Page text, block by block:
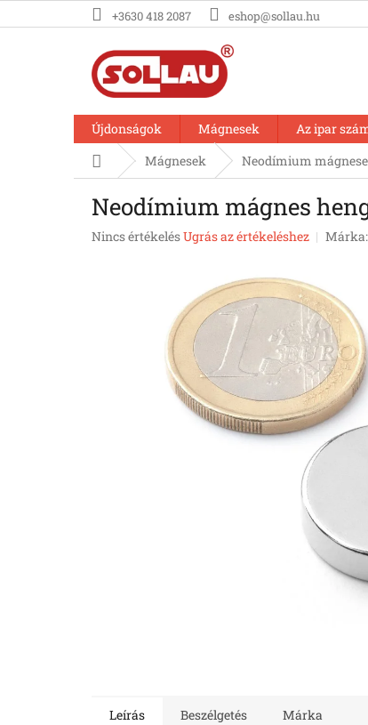
a
+3630 418 2087 eshop@sollau.hu
Újdonságok Mágnesek Az ipar
KezdőlapMágnesek Neodímium
Neodímium mágnes
A
Nincs értékelésUgrás az értékeléshez Márka:
Leírás Beszélgetés Márka